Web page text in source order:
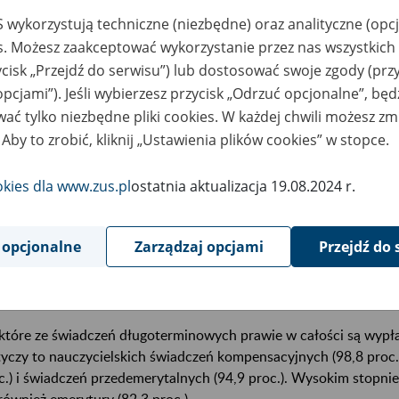
jako element strategii ZUS
ubankowienia świadczeń wypłacanych przez ZUS jest
on działania państwa w zakresie wzrostu obrotu
wpływa także pozytywnie na obniżenie kosztów
świadczeń. Bezpośrednio na konta bankowe
proc. z nich. To wyraźny sygnał, że klienci coraz lepiej
szybszych i bardziej zautomatyzowanych form
ze świadczeń długoterminowych prawie w całości są
to nauczycielskich świadczeń kompensacyjnych (98,8
i świadczeń przedemerytalnych (94,9 proc.). Wysokim
wykorzystują techniczne (niezbędne) oraz analityczne
Możesz zaakceptować wykorzystanie przez nas
„Przejdź do serwisu”) lub dostosować swoje zgody
Jeśli wybierzesz przycisk „Odrzuć opcjonalne”,
tylko niezbędne pliki cookies. W każdej chwili możesz
to zrobić, kliknij „Ustawienia plików cookies” w stopce.
dla www.zus.plostatnia aktualizacja 19.08.2024 r.
Zarządzaj opcjami Przejdź do